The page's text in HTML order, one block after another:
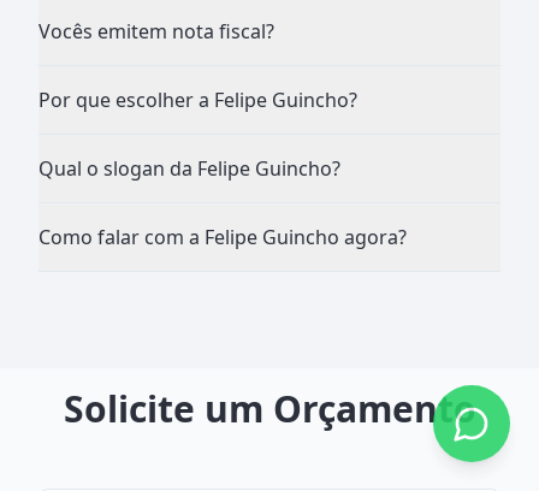
Vocês emitem nota fiscal?
Por que escolher a Felipe Guincho?
Qual o slogan da Felipe Guincho?
Como falar com a Felipe Guincho agora?
Solicite um Orçamento